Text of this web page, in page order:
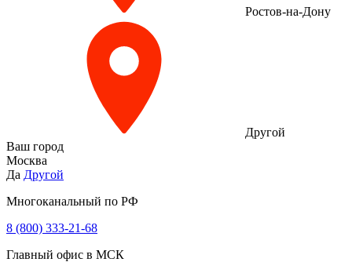
Ростов-на-Дону
Другой
Ваш город
Москва
Да Другой
Многоканальный по РФ
8 (800) 333‑21-68
Главный офис в МСК